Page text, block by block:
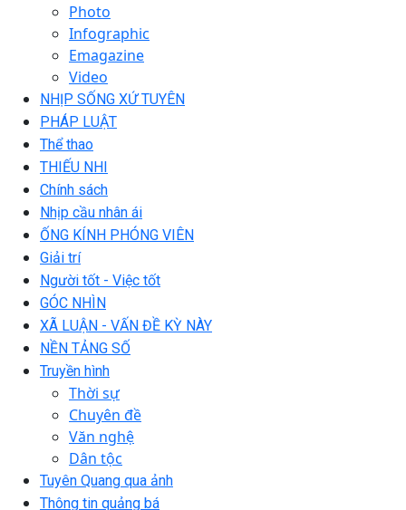
Photo
Infographic
Emagazine
Video
NHỊP SỐNG XỨ TUYÊN
PHÁP LUẬT
Thể thao
THIẾU NHI
Chính sách
Nhịp cầu nhân ái
ỐNG KÍNH PHÓNG VIÊN
Giải trí
Người tốt - Việc tốt
GÓC NHÌN
XÃ LUẬN - VẤN ĐỀ KỲ NÀY
NỀN TẢNG SỐ
Truyền hình
Thời sự
Chuyên đề
Văn nghệ
Dân tộc
Tuyên Quang qua ảnh
Thông tin quảng bá